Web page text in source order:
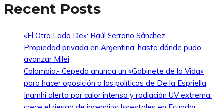
Recent Posts
«El Otro Lado De»: Raúl Serrano Sánchez
Propiedad privada en Argentina: hasta dónde pudo
avanzar Milei
Colombia.- Cepeda anuncia un «Gabinete de la Vida»
para hacer oposición a las políticas de De la Espriella
Inamhi alerta por calor intenso y radiación UV extrema: